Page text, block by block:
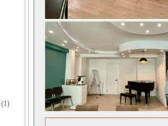
(1)